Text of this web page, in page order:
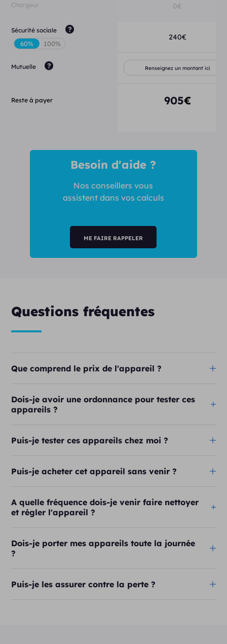
Chargeur 0€
Sécurité sociale
240€
Mutuelle
Reste à payer 905€
Besoin d'aide ?
Nos conseillers vous
assistent dans vos calculs
ME FAIRE RAPPELER
Questions fréquentes
Que comprend le prix de l'appareil ?
Dois-je avoir une ordonnance pour tester ces
appareils ?
Puis-je tester ces appareils chez moi ?
Puis-je acheter cet appareil sans venir ?
A quelle fréquence dois-je venir faire nettoyer
et régler l'appareil ?
Dois-je porter mes appareils toute la journée
?
Puis-je les assurer contre la perte ?